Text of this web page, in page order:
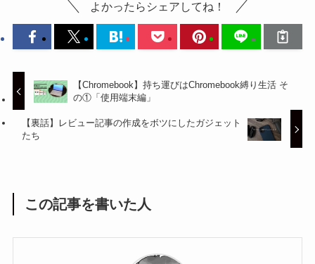
よかったらシェアしてね！
【Chromebook】持ち運びはChromebook縛り生活 そ
の①「使用端末編」
【裏話】レビュー記事の作成をボツにしたガジェット
たち
この記事を書いた人